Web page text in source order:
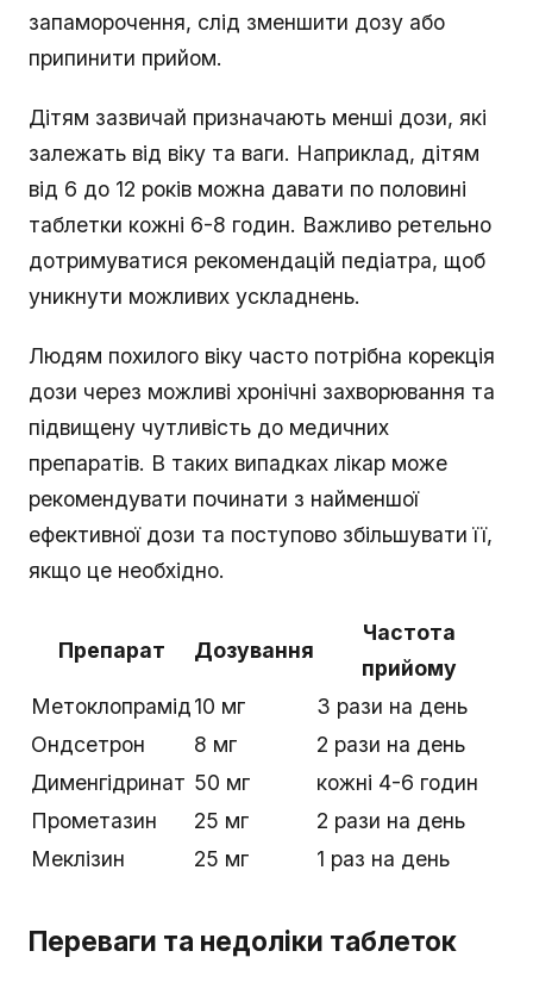
запаморочення, слід зменшити дозу або
припинити прийом.
Дітям зазвичай призначають менші дози, які
залежать від віку та ваги. Наприклад, дітям
від 6 до 12 років можна давати по половині
таблетки кожні 6-8 годин. Важливо ретельно
дотримуватися рекомендацій педіатра, щоб
уникнути можливих ускладнень.
Людям похилого віку часто потрібна корекція
дози через можливі хронічні захворювання та
підвищену чутливість до медичних
препаратів. В таких випадках лікар може
рекомендувати починати з найменшої
ефективної дози та поступово збільшувати її,
якщо це необхідно.
Препарат Дозування
Частота
прийому
Метоклопрамід10 мг
3 рази на день
Ондсетрон
8 мг
2 рази на день
Дименгідринат 50 мг
кожні 4-6 годин
Прометазин
25 мг
2 рази на день
Меклізин
25 мг 1 раз на день
Переваги та недоліки таблеток